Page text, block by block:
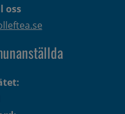
oss